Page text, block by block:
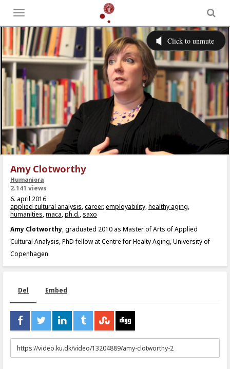
Toggle
menu
Amy Clotworthy
Humaniora
2.141 views
6. april 2016
applied cultural analysis,career,employability,healthy aging,
humanities,maca,ph.d., saxo
Amy Clotworthy, graduated 2010 as Master of Arts of Applied
Cultural Analysis, PhD fellow at Centre for Healty Aging, University of
Copenhagen.
Del Embed
URL
to